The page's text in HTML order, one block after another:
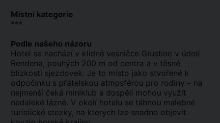
Místní kategorie
***
Podle našeho názoru
Hotel se nachází v klidné vesničce Giustino v údolí
Rendena, pouhých 200 m od centra a v těsné
blízkosti sjezdovek. Je to místo jako stvořené k
odpočinku s přátelskou atmosférou pro rodiny – na
nejmenší čeká miniklub a dospělí mohou využít
nedaleké lázně. V okolí hotelu se táhnou malebné
turistické stezky, na kterých lze snadno objevit